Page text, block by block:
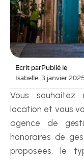
Ecrit par
Isabelle
Publié le
3 janvier
Vous
location et vous
agence de
honoraires de
proposées, le